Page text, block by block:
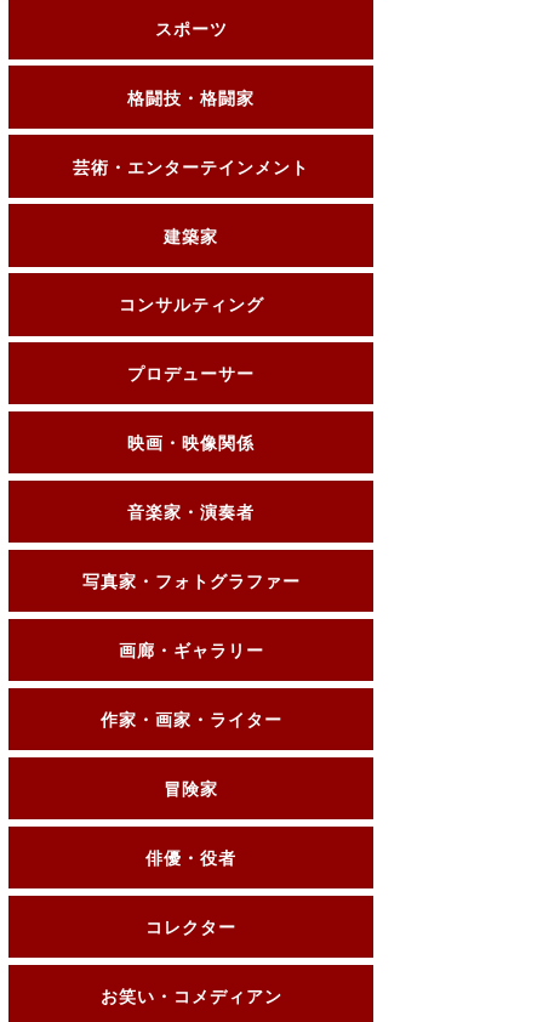
スポーツ
格闘技・格闘家
芸術・エンターテインメント
建築家
コンサルティング
プロデューサー
映画・映像関係
音楽家・演奏者
写真家・フォトグラファー
画廊・ギャラリー
作家・画家・ライター
冒険家
俳優・役者
コレクター
お笑い・コメディアン